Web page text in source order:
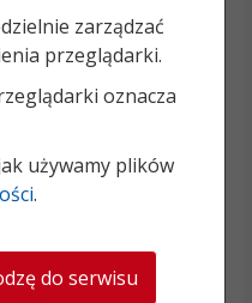
zarządzać
przeglądarki.
oznacza
używamy plików
.
do serwisu